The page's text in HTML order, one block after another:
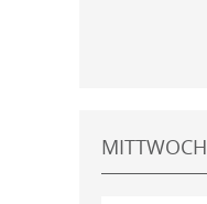
MITTWOCH